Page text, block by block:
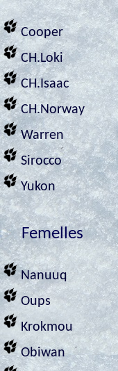
Cooper
CH.Loki
CH.Isaac
CH.Norway
Warren
Sirocco
Yukon
Femelles
Nanuuq
Oups
Krokmou
Obiwan